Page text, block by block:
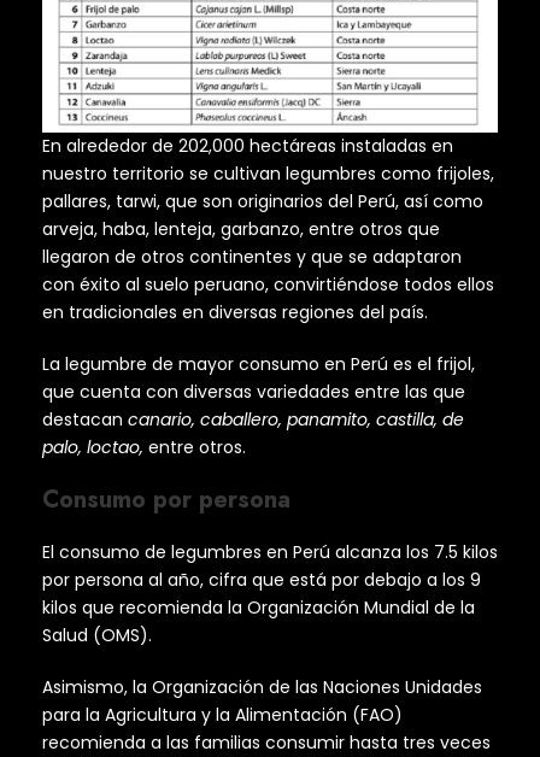
En alrededor de 202,000 hectáreas instaladas en
nuestro territorio se cultivan legumbres como frijoles,
pallares, tarwi, que son originarios del Perú, así como
arveja, haba, lenteja, garbanzo, entre otros que
llegaron de otros continentes y que se adaptaron
con éxito al suelo peruano, convirtiéndose todos ellos
en tradicionales en diversas regiones del país.
La legumbre de mayor consumo en Perú es el frijol,
que cuenta con diversas variedades entre las que
destacan canario, caballero, panamito, castilla, de
palo, loctao, entre otros.
Consumo por persona
El consumo de legumbres en Perú alcanza los 7.5 kilos
por persona al año, cifra que está por debajo a los 9
kilos que recomienda la Organización Mundial de la
Salud (OMS).
Asimismo, la Organización de las Naciones Unidades
para la Agricultura y la Alimentación (FAO)
recomienda a las familias consumir hasta tres veces